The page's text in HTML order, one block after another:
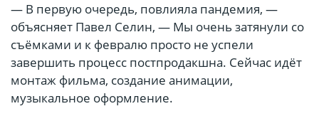
— В первую очередь, повлияла пандемия, —
объясняет Павел Селин, — Мы очень затянули со
съёмками и к февралю просто не успели
завершить процесс постпродакшна. Сейчас идёт
монтаж фильма, создание анимации,
музыкальное оформление.